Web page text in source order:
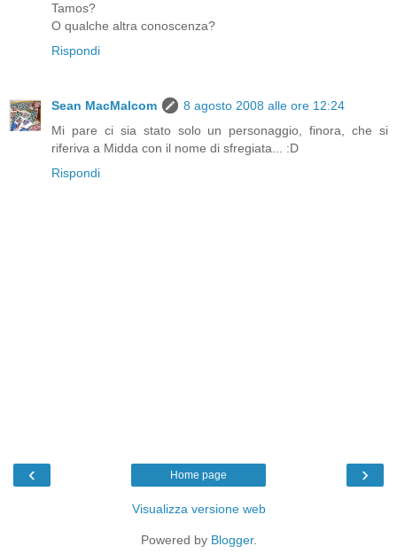
Tamos?
O qualche altra conoscenza?
Rispondi
Sean MacMalcom
8 agosto 2008 alle ore 12:24
Mi pare ci sia stato solo un personaggio, finora, che si
riferiva a Midda con il nome di sfregiata... :D
Rispondi
‹ ›
Home page
Visualizza versione web
Powered by Blogger.